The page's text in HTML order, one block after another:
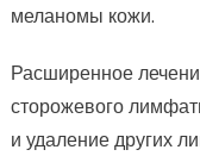
меланомы кожи.
Расширенное
сторожевого
и удаление других